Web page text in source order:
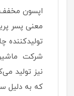
معنی پسر
تولیدکننده
شرکت
که به دلیل